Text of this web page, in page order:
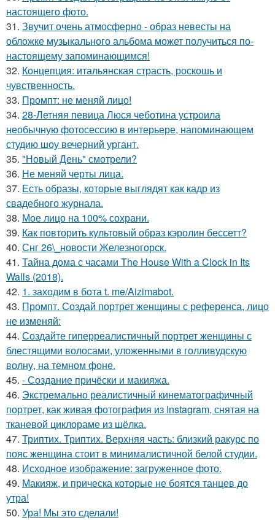
настоящего фото.
31. Звучит очень атмосферно - образ невесты на
обложке музыкального альбома может получиться по-
настоящему запоминающимся!
32. Концепция: итальянская страсть, роскошь и
чувственность.
33. Промпт: не меняй лицо!
34. 28-Летняя певица Люся чеботина устроила
необычную фотосессию в интерьере, напоминающем
студию шоу вечерний ургант.
35. "Новый День" смотрели?
36. Не меняй черты лица.
37. Есть образы, которые выглядят как кадр из
свадебного журнала.
38. Мое лицо на 100% сохрани.
39. Как повторить культовый образ кэролин бессетт?
40. Снг 26\_новости Железногорск.
41. Тайна дома с часами The House With a Clock in Its
Walls (2018).
42. 1. заходим в бота t. me/Aizimabot.
43. Промпт. Создай портрет женщины с референса, лицо
не изменяй:
44. Создайте гиперреалистичный портрет женщины с
блестящими волосами, уложенными в голливудскую
волну, на темном фоне.
45. - Создание причёски и макияжа.
46. Экстремально реалистичный кинематографичный
портрет, как живая фотография из Instagram, снятая на
тканевой циклораме из шёлка.
47. Триптих. Триптих. Верхняя часть: близкий ракурс по
пояс женщина стоит в минималистичной белой студии.
48. Исходное изображение: загруженное фото.
49. Макияж, и прическа которые не боятся танцев до
утра!
50. Ура! Мы это сделали!